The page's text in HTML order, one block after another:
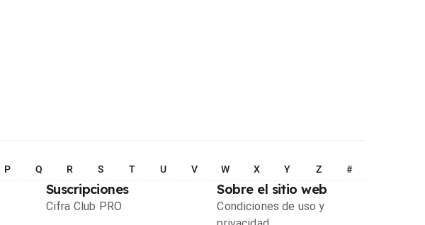
P Q R S T U V W X Y Z #
Suscripciones
Cifra Club PRO
Sobre el sitio web
Condiciones de uso y